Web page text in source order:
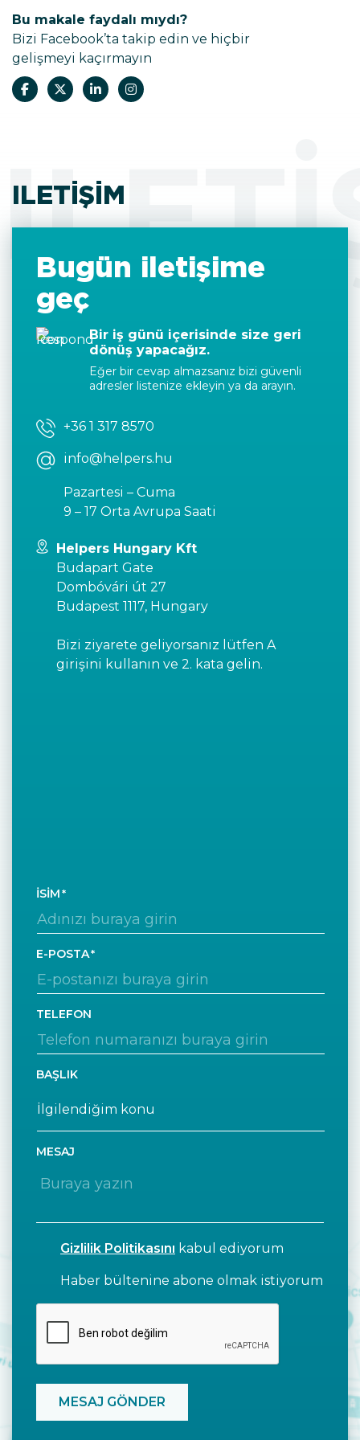
Bu makale faydalı mıydı?
Bizi Facebook’ta takip edin ve hiçbir
gelişmeyi kaçırmayın
ILETIŞIM
Bugün iletişime
geç
Bir iş günü içerisinde size geri
dönüş yapacağız.
Eğer bir cevap almazsanız bizi güvenli
adresler listenize ekleyin ya da arayın.
+36 1 317 8570
info@helpers.hu
Pazartesi – Cuma
9 – 17 Orta Avrupa Saati
Helpers Hungary Kft
Budapart Gate
Dombóvári út 27
Budapest 1117, Hungary
Bizi ziyarete geliyorsanız lütfen A
girişini kullanın ve 2. kata gelin.
İSIM
E-POSTA
TELEFON
BAŞLIK
MESAJ
Gizlilik Politikasını kabul ediyorum
Haber bültenine abone olmak istiyorum
CAPTCHA